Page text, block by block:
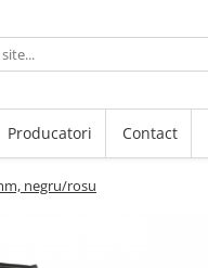
Producatori Contact
negru/rosu